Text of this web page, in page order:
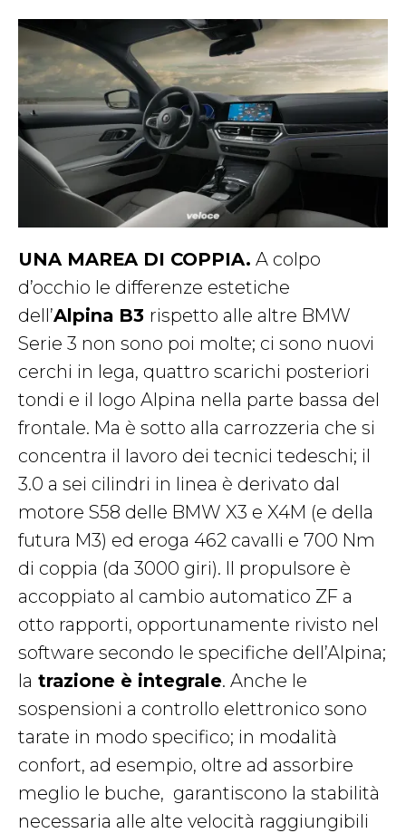
UNA MAREA DI COPPIA. A colpo
d’occhio le differenze estetiche
dell’Alpina B3 rispetto alle altre BMW
Serie 3 non sono poi molte; ci sono nuovi
cerchi in lega, quattro scarichi posteriori
tondi e il logo Alpina nella parte bassa del
frontale. Ma è sotto alla carrozzeria che si
concentra il lavoro dei tecnici tedeschi; il
3.0 a sei cilindri in linea è derivato dal
motore S58 delle BMW X3 e X4M (e della
futura M3) ed eroga 462 cavalli e 700 Nm
di coppia (da 3000 giri). Il propulsore è
accoppiato al cambio automatico ZF a
otto rapporti, opportunamente rivisto nel
software secondo le specifiche dell’Alpina;
la trazione è integrale. Anche le
sospensioni a controllo elettronico sono
tarate in modo specifico; in modalità
confort, ad esempio, oltre ad assorbire
meglio le buche, garantiscono la stabilità
necessaria alle alte velocità raggiungibili